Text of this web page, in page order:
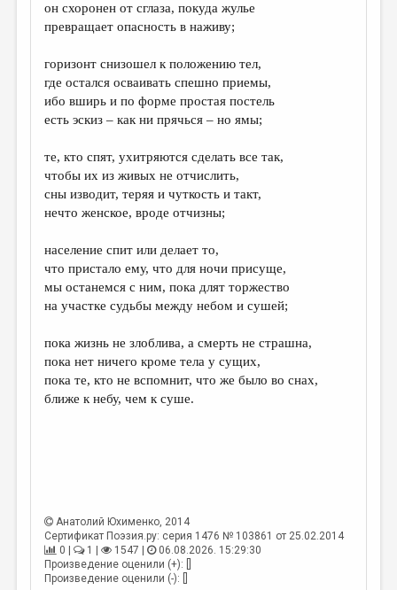
КОНКУРСЫ
КНИЖНАЯ ПОЛКА
ОБЗОР ЛИТЕРАТУРЫ
ОБЪЯВЛЕНИЯ
ОТ РЕДАКЦИИ
МАЛАЯ ПРОЗА
ЛИТЕРАТУРОВЕДЕНИЕ
КУЛЬТУРОВЕДЕНИЕ
ТРЕДИАКОВСКИЙ
МЕДИА
ВКОНТАКТЕ
он схоронен от сглаза, покуда жулье
превращает опасность в наживу;
горизонт снизошел к положению тел,
где остался осваивать спешно приемы,
ибо вширь и по форме простая постель
есть эскиз – как ни прячься – но ямы;
те, кто спят, ухитряются сделать все так,
чтобы их из живых не отчислить,
сны изводит, теряя и чуткость и такт,
нечто женское, вроде отчизны;
население спит или делает то,
что пристало ему, что для ночи присуще,
мы останемся с ним, пока длят торжество
на участке судьбы между небом и сушей;
пока жизнь не злоблива, а смерть не страшна,
пока нет ничего кроме тела у сущих,
пока те, кто не вспомнит, что же было во снах,
ближе к небу, чем к суше.
Анатолий Юхименко, 2014
Сертификат Поэзия.ру: серия 1476 № 103861 от 25.02.2014
0 |
1 | 1547 |
06.08.2026. 15:29:30
Произведение оценили (+): []
Произведение оценили (-): []